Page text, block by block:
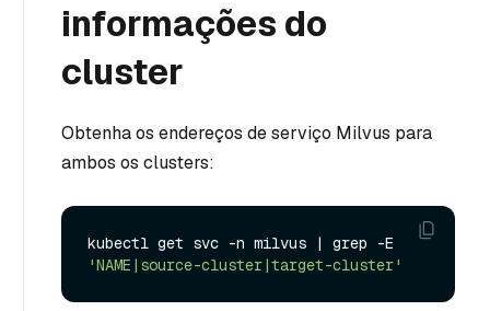
informações do
cluster
Obtenha os endereços de serviço Milvus para
ambos os clusters:
'NAME|source-cluster|target-cluster'